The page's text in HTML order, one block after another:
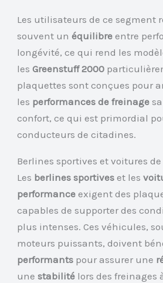
Les utilisateurs de ce segment
souvent unéquilibre entre
longévité, ce qui rend les
lesGreenstuff 2000
plaquettes sont conçues pour
les performances de freinage
confort, ce qui est primordial
conducteurs de citadines.
Berlines sportives et voitures
Les berlines sportives et les
performance exigent des
capables de supporter des
plus intenses. Ces véhicules,
moteurs puissants, doivent
performants pour assurer une
une stabilité lors des freinages